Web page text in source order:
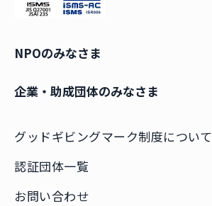
NPOのみなさま
企業・助成団体のみなさま
グッドギビングマーク制度について
認証団体一覧
お問い合わせ